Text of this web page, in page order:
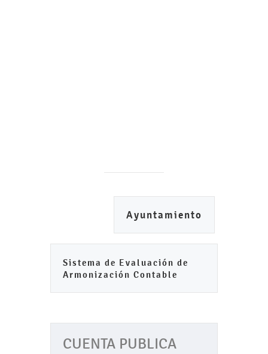
Ayuntamiento
Sistema de Evaluación de
Armonización Contable
CUENTA PUBLICA